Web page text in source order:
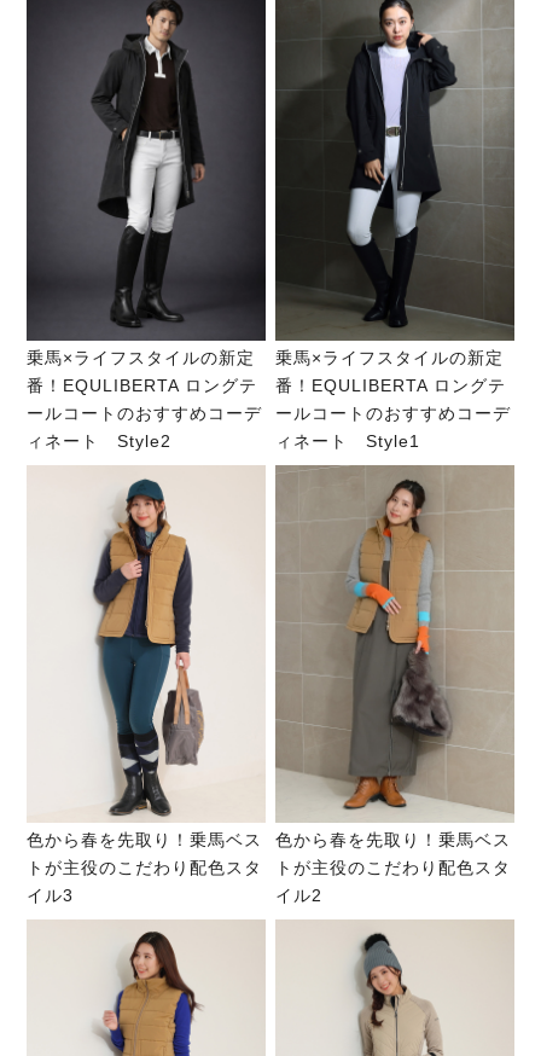
乗馬×ライフスタイルの新定
番！EQULIBERTA ロングテ
ールコートのおすすめコーデ
ィネート Style2
乗馬×ライフスタイルの新定
番！EQULIBERTA ロングテ
ールコートのおすすめコーデ
ィネート Style1
色から春を先取り！乗馬ベス
トが主役のこだわり配色スタ
イル3
色から春を先取り！乗馬ベス
トが主役のこだわり配色スタ
イル2